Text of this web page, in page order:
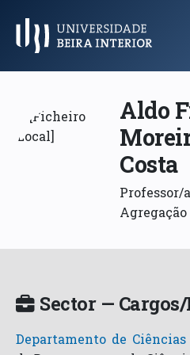
Menu Principal
Aldo
Costa
Professor/
Agregação
Sector —
Departamento de Ciências